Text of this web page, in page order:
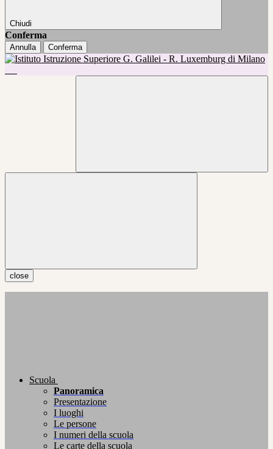
Chiudi
Conferma
Annulla Conferma
close
Scuola
Panoramica
Presentazione
I luoghi
Le persone
I numeri della scuola
Le carte della scuola